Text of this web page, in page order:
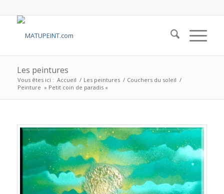
Les peintures
Vous êtes ici : Accueil / Les peintures / Couchers du soleil /
Peinture » Petit coin de paradis «